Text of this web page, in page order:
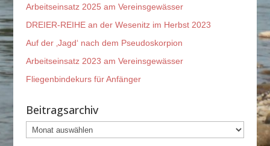
Arbeitseinsatz 2025 am Vereinsgewässer
DREIER-REIHE an der Wesenitz im Herbst 2023
Auf der ‚Jagd‘ nach dem Pseudoskorpion
Arbeitseinsatz 2023 am Vereinsgewässer
Fliegenbindekurs für Anfänger
Beitragsarchiv
Beitragsarchiv